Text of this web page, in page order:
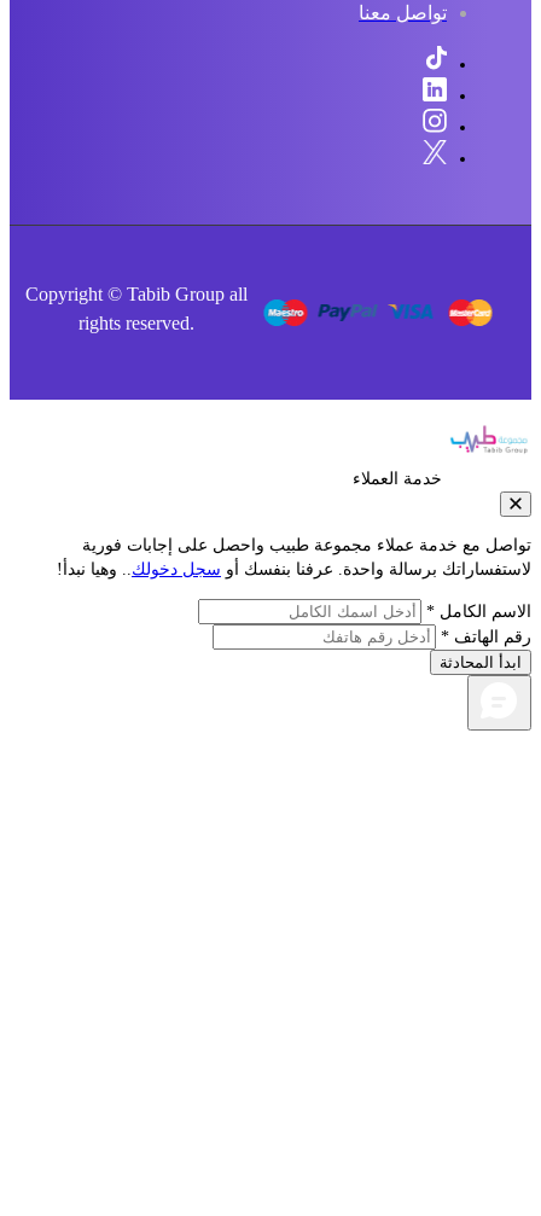
تواصل معنا
Copyright © Tabib Group all
rights reserved.
خدمة العملاء
مع خدمة عملاء مجموعة طبيب واحصل على إجابات فورية
برسالة واحدة. عرفنا بنفسك أوسجل دخولك.. وهيا نبدأ!
الكامل *
الهاتف *
المحادثة